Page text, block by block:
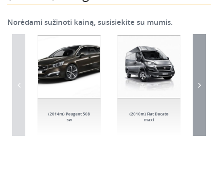
Norėdami sužinoti kainą, susisiekite su mumis.
(2014m) Peugeot 508
sw
(2010m) Fiat Ducato
maxi